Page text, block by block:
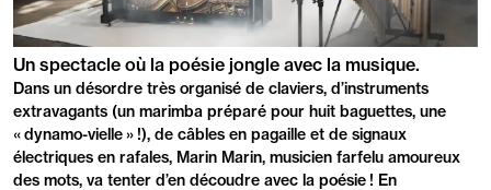
PRÉSENTATION
Un spectacle où la poésie jongle avec la musique.
Dans un désordre très organisé de claviers, d’instruments
extravagants (un marimba préparé pour huit baguettes, une
« dynamo-vielle » !), de câbles en pagaille et de signaux
électriques en rafales, Marin Marin, musicien farfelu amoureux
des mots, va tenter d’en découdre avec la poésie ! En